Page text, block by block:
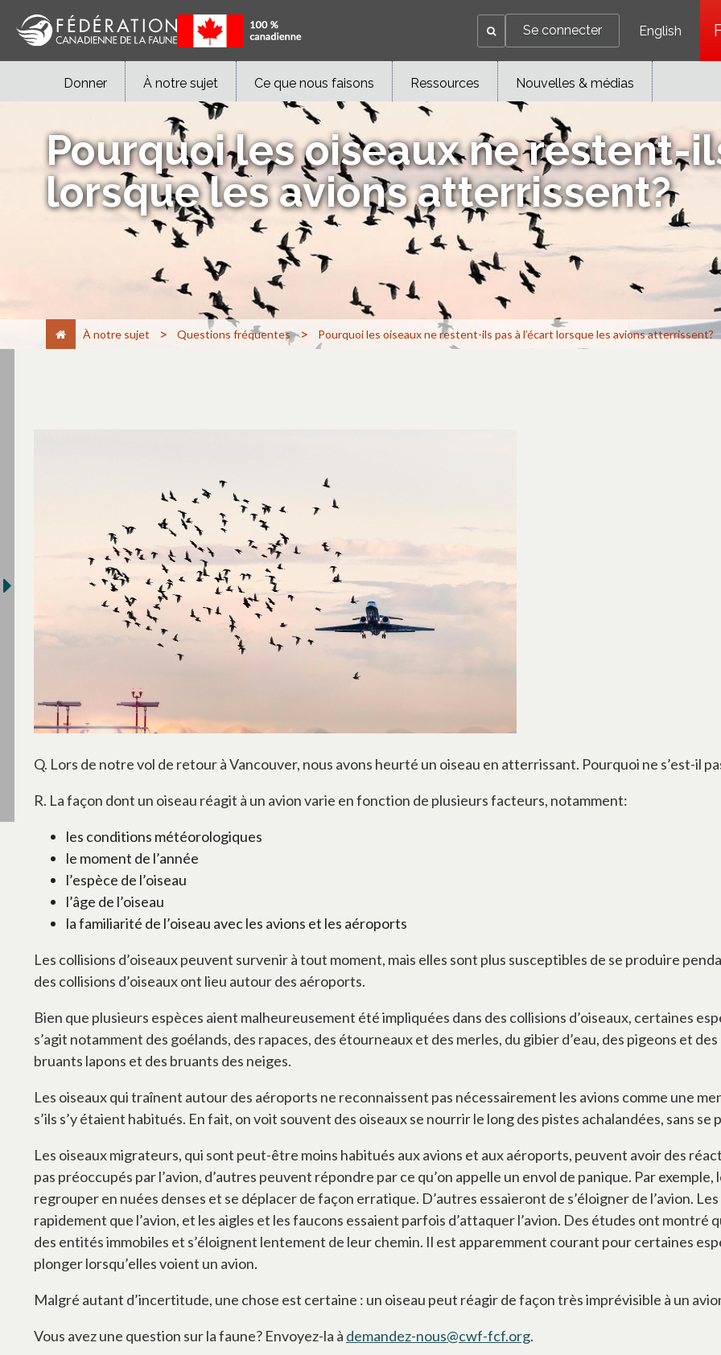
Se connecter English
Donner À notre sujet Ce que nous faisons Ressources Nouvelles & médias
Pourquoi les oiseaux ne restent-
lorsque les avions atterrissent?
À notre sujet > Questions fréquentes > Pourquoi les oiseaux ne restent-ils pas à l’écart lorsque les avions atterrissent?
Q. Lors de notre vol de retour à Vancouver, nous avons heurté un oiseau en atterrissant. Pourquoi ne s’est-il
R. La façon dont un oiseau réagit à un avion varie en fonction de plusieurs facteurs, notamment:
les conditions météorologiques
le moment de l’année
l’espèce de l’oiseau
l’âge de l’oiseau
la familiarité de l’oiseau avec les avions et les aéroports
Les collisions d’oiseaux peuvent survenir à tout moment, mais elles sont plus susceptibles de se produire
des collisions d’oiseaux ont lieu autour des aéroports.
Bien que plusieurs espèces aient malheureusement été impliquées dans des collisions d’oiseaux, certaines
s’agit notamment des goélands, des rapaces, des étourneaux et des merles, du gibier d’eau, des pigeons et
bruants lapons et des bruants des neiges.
Les oiseaux qui traînent autour des aéroports ne reconnaissent pas nécessairement les avions comme une
s’ils s’y étaient habitués. En fait, on voit souvent des oiseaux se nourrir le long des pistes achalandées, sans
Les oiseaux migrateurs, qui sont peut-être moins habitués aux avions et aux aéroports, peuvent avoir des
pas préoccupés par l’avion, d’autres peuvent répondre par ce qu’on appelle un envol de panique. Par
regrouper en nuées denses et se déplacer de façon erratique. D’autres essaieront de s’éloigner de l’avion.
rapidement que l’avion, et les aigles et les faucons essaient parfois d’attaquer l’avion. Des études ont montré
des entités immobiles et s’éloignent lentement de leur chemin. Il est apparemment courant pour certaines
plonger lorsqu’elles voient un avion.
Malgré autant d’incertitude, une chose est certaine : un oiseau peut réagir de façon très imprévisible à un
Vous avez une question sur la faune? Envoyez-la à demandez-nous@cwf-fcf.org.